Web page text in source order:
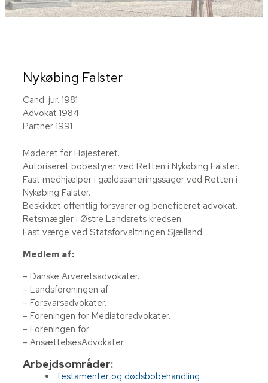
Nykøbing Falster
Cand. jur. 1981
Advokat 1984
Partner 1991
Møderet for Højesteret.
​Autoriseret bobestyrer ved Retten i Nykøbing Falster.
Fast medhjælper i gældssaneringssager ved Retten i
Nykøbing Falster.
Beskikket offentlig forsvarer og beneficeret advokat.
Retsmægler i Østre Landsrets kredsen.
Fast værge ved Statsforvaltningen Sjælland.
Medlem af:
– Danske Arveretsadvokater.
– Landsforeningen af
– Forsvarsadvokater.
– Foreningen for Mediatoradvokater.
– Foreningen for
– AnsættelsesAdvokater.
Arbejdsområder:
Testamenter og dødsbobehandling